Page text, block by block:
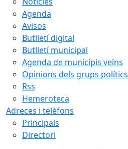
Agenda
Avisos
Butlletí digital
Butlletí municipal
Agenda de municipis veïns
Opinions dels grups polítics
Rss
Hemeroteca
Adreces i telèfons
Principals
Directori